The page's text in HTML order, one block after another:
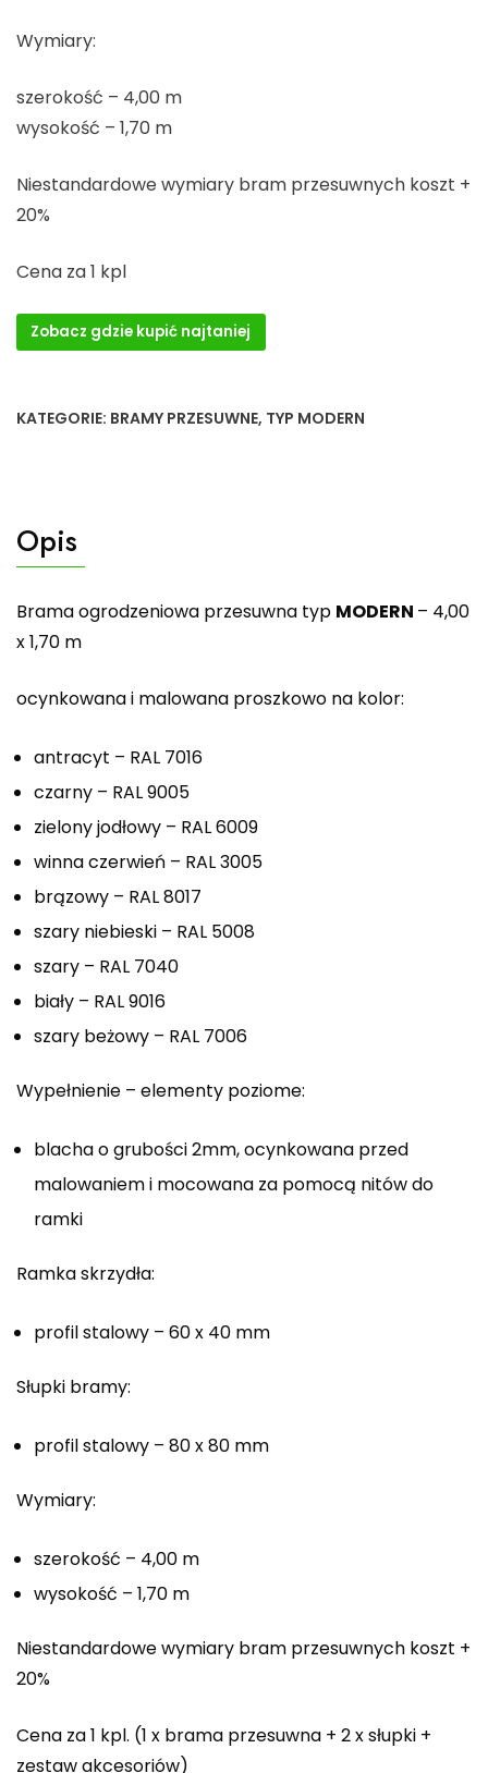
Wymiary:
szerokość – 4,00 m
wysokość – 1,70 m
Niestandardowe wymiary bram przesuwnych koszt +
20%
Cena za 1 kpl
Zobacz gdzie kupić najtaniej
KATEGORIE: BRAMY PRZESUWNE, TYP MODERN
Opis
Brama ogrodzeniowa przesuwna typ MODERN – 4,00
x 1,70 m
ocynkowana i malowana proszkowo na kolor:
antracyt – RAL 7016
czarny – RAL 9005
zielony jodłowy – RAL 6009
winna czerwień – RAL 3005
brązowy – RAL 8017
szary niebieski – RAL 5008
szary – RAL 7040
biały – RAL 9016
szary beżowy – RAL 7006
Wypełnienie – elementy poziome:
blacha o grubości 2mm, ocynkowana przed
malowaniem i mocowana za pomocą nitów do
ramki
Ramka skrzydła:
profil stalowy – 60 x 40 mm
Słupki bramy:
profil stalowy – 80 x 80 mm
Wymiary:
szerokość – 4,00 m
wysokość – 1,70 m
Niestandardowe wymiary bram przesuwnych koszt +
20%
Cena za 1 kpl. (1 x brama przesuwna + 2 x słupki +
zestaw akcesoriów)